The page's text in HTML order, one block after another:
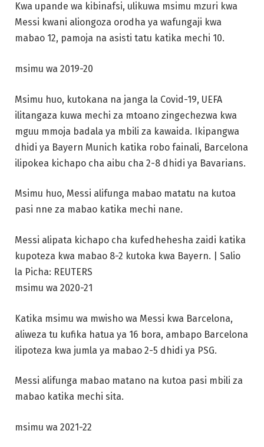
Kwa upande wa kibinafsi, ulikuwa msimu mzuri kwa
Messi kwani aliongoza orodha ya wafungaji kwa
mabao 12, pamoja na asisti tatu katika mechi 10.
msimu wa 2019-20
Msimu huo, kutokana na janga la Covid-19, UEFA
ilitangaza kuwa mechi za mtoano zingechezwa kwa
mguu mmoja badala ya mbili za kawaida. Ikipangwa
dhidi ya Bayern Munich katika robo fainali, Barcelona
ilipokea kichapo cha aibu cha 2-8 dhidi ya Bavarians.
Msimu huo, Messi alifunga mabao matatu na kutoa
pasi nne za mabao katika mechi nane.
Messi alipata kichapo cha kufedhehesha zaidi katika
kupoteza kwa mabao 8-2 kutoka kwa Bayern. | Salio
la Picha: REUTERS
msimu wa 2020-21
Katika msimu wa mwisho wa Messi kwa Barcelona, ​​
aliweza tu kufika hatua ya 16 bora, ambapo Barcelona
ilipoteza kwa jumla ya mabao 2-5 dhidi ya PSG.
Messi alifunga mabao matano na kutoa pasi mbili za
mabao katika mechi sita.
msimu wa 2021-22